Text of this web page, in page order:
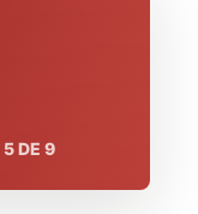
5DE 9